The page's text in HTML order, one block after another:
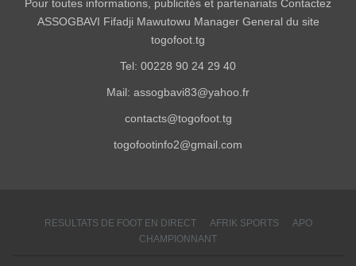
Pour toutes informations, publicités et partenariats Contactez
ASSOGBAVI Fifadji Mawutowu Manager General du site
togofoot.tg
Tel: 00228 90 24 29 40
Mail: assogbavi83@yahoo.fr
contacts@togofoot.tg
togofootinfo2@gmail.com
RESULTATS DE FOOT EN DIRECT AFRIK SPORTS
APO
CHAMPIONNANT